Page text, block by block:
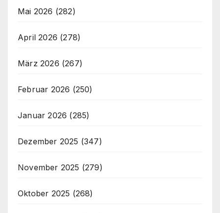
Mai 2026 (282)
April 2026 (278)
März 2026 (267)
Februar 2026 (250)
Januar 2026 (285)
Dezember 2025 (347)
November 2025 (279)
Oktober 2025 (268)